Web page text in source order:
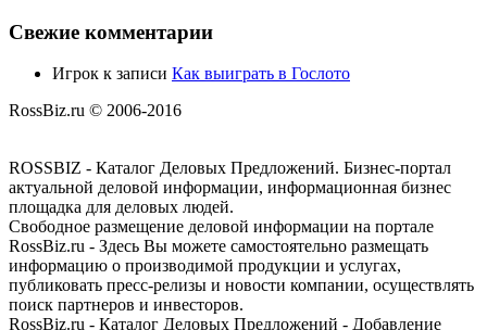
Свежие комментарии
Игрок к записи Как выиграть в Гослото
RossBiz.ru © 2006-2016
ROSSBIZ - Каталог Деловых Предложений. Бизнес-портал
актуальной деловой информации, информационная бизнес
площадка для деловых людей.
Свободное размещение деловой информации на портале
RossBiz.ru - Здесь Вы можете самостоятельно размещать
информацию о производимой продукции и услугах,
публиковать пресс-релизы и новости компании, осуществлять
поиск партнеров и инвесторов.
RossBiz.ru - Каталог Деловых Предложений - Добавление